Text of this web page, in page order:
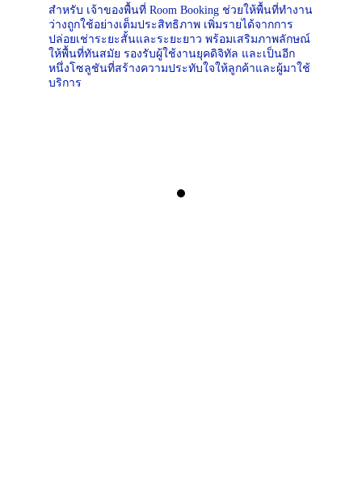
สำหรับ เจ้าของพื้นที่ Room Booking ช่วยให้พื้นที่ทำงาน
ว่างถูกใช้อย่างเต็มประสิทธิภาพ เพิ่มรายได้จากการ
ปล่อยเช่าระยะสั้นและระยะยาว พร้อมเสริมภาพลักษณ์
ให้พื้นที่ทันสมัย รองรับผู้ใช้งานยุคดิจิทัล และเป็นอีก
หนึ่งโซลูชันที่สร้างความประทับใจให้ลูกค้าและผู้มาใช้
บริการ